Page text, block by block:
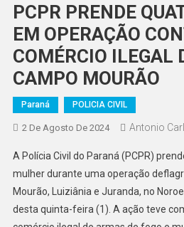
PCPR PRENDE
EM OPERAÇÃO
COMÉRCIO ILEGAL
CAMPO MOURÃO
Paraná POLICIA CIVIL
2 De Agosto De 2024 Antonio
A Polícia Civil do Paraná (PCPR)
mulher durante uma operação
Mourão, Luiziânia e Juranda, no
desta quinta-feira (1). A ação teve